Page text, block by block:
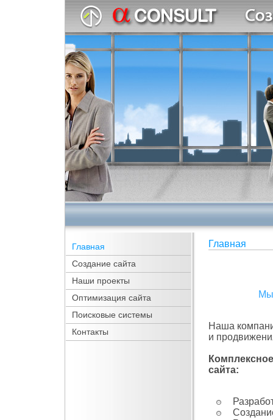
Главная
Создание сайта
Наши проекты
Оптимизация сайта
Поисковые системы
Контакты
Главная
Мы
Наша
и
сайта: